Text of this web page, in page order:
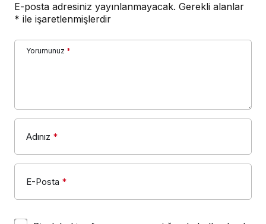
E-posta adresiniz yayınlanmayacak. Gerekli alanlar
* ile işaretlenmişlerdir
Yorumunuz *
Adınız *
E-Posta *